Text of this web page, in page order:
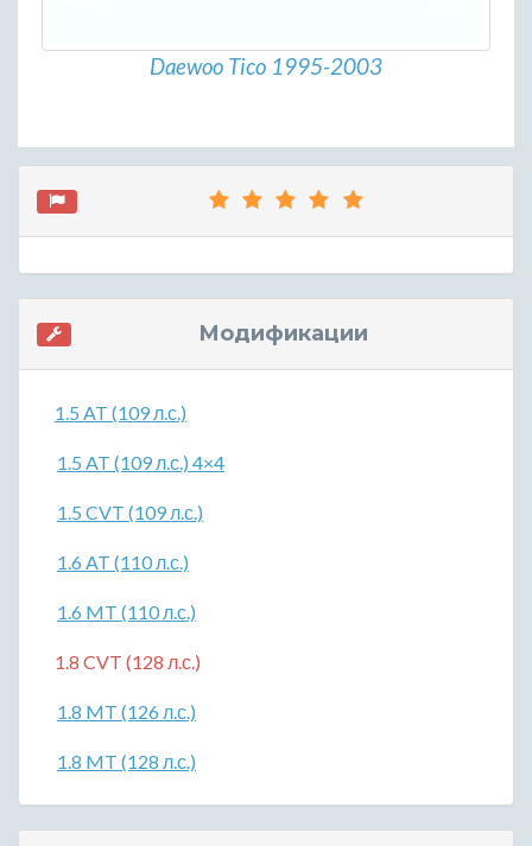
Daewoo Tico 1995-2003
Модификации
1.5 AT (109 л.с.)
1.5 AT (109 л.с.) 4×4
1.5 CVT (109 л.с.)
1.6 AT (110 л.с.)
1.6 MT (110 л.с.)
1.8 CVT (128 л.с.)
1.8 MT (126 л.с.)
1.8 MT (128 л.с.)